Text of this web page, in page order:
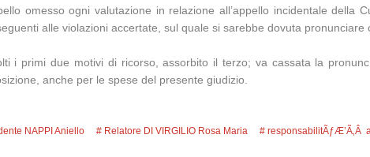
omesso ogni valutazione in relazione all’appello incidentale
alle violazioni accertate, sul quale si sarebbe dovuta pronunciare
i primi due motivi di ricorso, assorbito il terzo; va cassata la
anche per le spese del presente giudizio.
NAPPI Aniello Relatore DI VIRGILIO Rosa Maria responsabilitÃƒÆ’Ã‚Â